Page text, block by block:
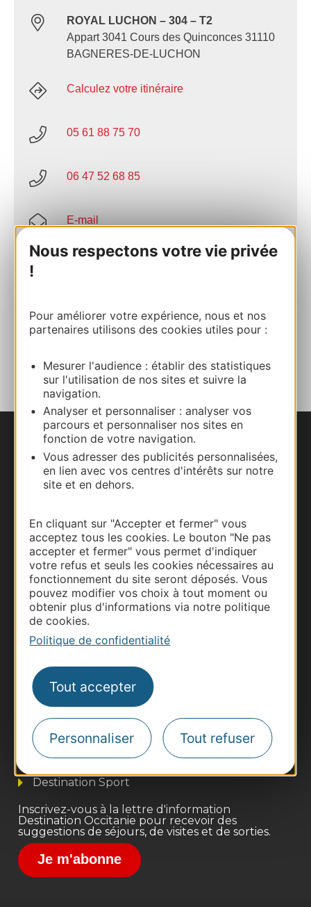
Nous respectons votre vie privée
!
Pour améliorer votre expérience, nous et nos
partenaires utilisons des cookies utiles pour :
Mesurer l'audience : établir des statistiques
sur l'utilisation de nos sites et suivre la
navigation.
Analyser et personnaliser : analyser vos
parcours et personnaliser nos sites en
fonction de votre navigation.
Vous adresser des publicités personnalisées,
en lien avec vos centres d'intérêts sur notre
site et en dehors.
En cliquant sur "Accepter et fermer" vous
acceptez tous les cookies. Le bouton "Ne pas
accepter et fermer" vous permet d'indiquer
votre refus et seuls les cookies nécessaires au
fonctionnement du site seront déposés. Vous
pouvez modifier vos choix à tout moment ou
obtenir plus d'informations via notre politique
de cookies.
Politique de confidentialité
Tout accepter
Personnaliser Tout refuser
ROYAL LUCHON – 304 – T2
Appart 3041 Cours des Quinconces 31110
BAGNERES-DE-LUCHON
Calculez votre itinéraire
05 61 88 75 70
06 47 52 68 85
E-mail
Site internet
Nous contacter
Carte interactive
Thermalisme
Business/Mice
Pros d'Occitanie
Site presse et d'influence
Voyagistes
Destination Sport
Inscrivez-vous à la lettre d'information
Destination Occitanie pour recevoir des
suggestions de séjours, de visites et de sorties.
Je m'abonne